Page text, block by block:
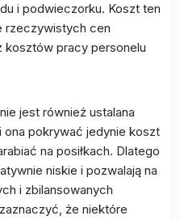
i podwieczorku. Koszt ten
rzeczywistych cen
pracy personelu
jest również ustalana
ona pokrywać jedynie koszt
na posiłkach. Dlatego
niskie i pozwalają na
i zbilansowanych
że niektóre